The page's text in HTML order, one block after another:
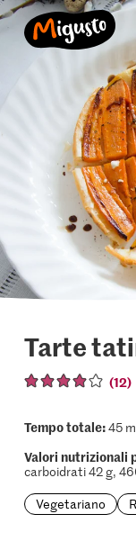
Tarte
(12)
Tempo totale:45
Valori nutrizionali
carboidrati 42 g,
Vegetariano